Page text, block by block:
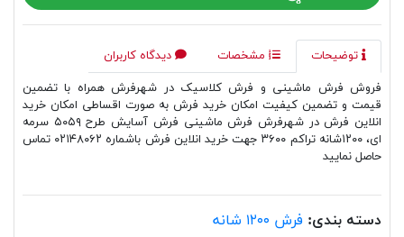
توضیحات مشخصات
دیدگاه کاربران
فروش فرش ماشینی و فرش کلاسیک در شهرفرش همراه با تضمین
قیمت و تضمین کیفیت امکان خرید فرش به صورت اقساطی امکان خرید
انلاین فرش در شهرفرش فرش ماشینی فرش آسایش طرح ۵۰۵۹ سرمه
ای، ۱۲۰۰شانه تراکم ۳۶۰۰ جهت خرید انلاین فرش باشماره ۰۲۱۴۸۰۶۲ تماس
حاصل نمایید
دسته بندی: فرش ۱۲۰۰ شانه